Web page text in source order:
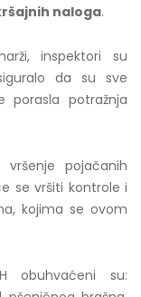
naloga.
inspektori su
da su sve
porasla potražnja
vršenje pojačanih
se vršiti kontrole i
kojima se ovom
obuhvaćeni su: